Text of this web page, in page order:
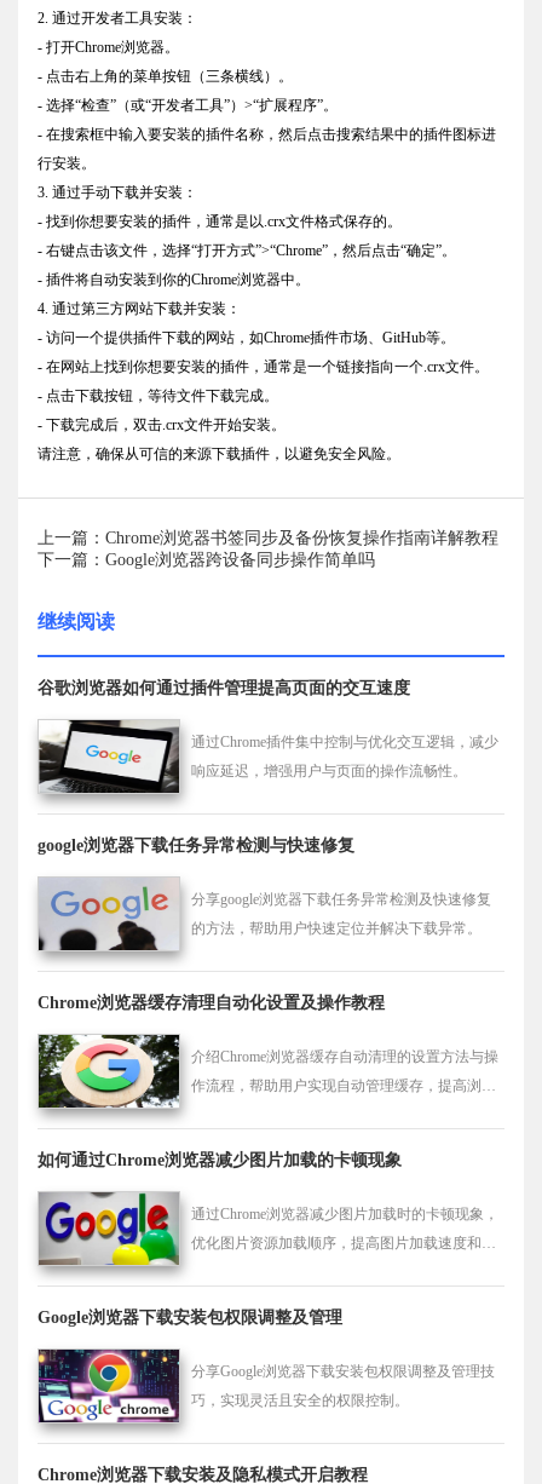
2. 通过开发者工具安装：
- 打开Chrome浏览器。
- 点击右上角的菜单按钮（三条横线）。
- 选择“检查”（或“开发者工具”）>“扩展程序”。
- 在搜索框中输入要安装的插件名称，然后点击搜索结果中的插件图标进
行安装。
3. 通过手动下载并安装：
- 找到你想要安装的插件，通常是以.crx文件格式保存的。
- 右键点击该文件，选择“打开方式”>“Chrome”，然后点击“确定”。
- 插件将自动安装到你的Chrome浏览器中。
4. 通过第三方网站下载并安装：
- 访问一个提供插件下载的网站，如Chrome插件市场、GitHub等。
- 在网站上找到你想要安装的插件，通常是一个链接指向一个.crx文件。
- 点击下载按钮，等待文件下载完成。
- 下载完成后，双击.crx文件开始安装。
请注意，确保从可信的来源下载插件，以避免安全风险。
上一篇：Chrome浏览器书签同步及备份恢复操作指南详解教程
下一篇：Google浏览器跨设备同步操作简单吗
继续阅读
谷歌浏览器如何通过插件管理提高页面的交互速度
通过Chrome插件集中控制与优化交互逻辑，减少
响应延迟，增强用户与页面的操作流畅性。
google浏览器下载任务异常检测与快速修复
分享google浏览器下载任务异常检测及快速修复
的方法，帮助用户快速定位并解决下载异常。
Chrome浏览器缓存清理自动化设置及操作教程
介绍Chrome浏览器缓存自动清理的设置方法与操
作流程，帮助用户实现自动管理缓存，提高浏览
如何通过Chrome浏览器减少图片加载的卡顿现象
通过Chrome浏览器减少图片加载时的卡顿现象，
优化图片资源加载顺序，提高图片加载速度和浏
Google浏览器下载安装包权限调整及管理
分享Google浏览器下载安装包权限调整及管理技
巧，实现灵活且安全的权限控制。
Chrome浏览器下载安装及隐私模式开启教程